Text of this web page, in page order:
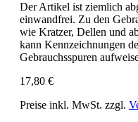
Der Artikel ist ziemlich
einwandfrei. Zu den
wie Kratzer, Dellen und
kann Kennzeichnungen
Gebrauchsspuren
17,80 €
Preise inkl. MwSt. zzgl.